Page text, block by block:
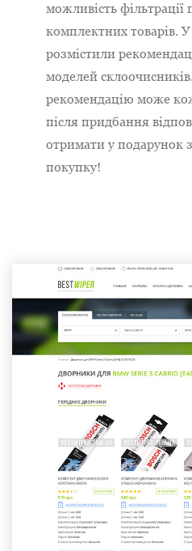
можливість фільтрації
комплектних товарів.
розмістили
моделей
рекомендацію може
після придбання
отримати у подарунок
покупку!